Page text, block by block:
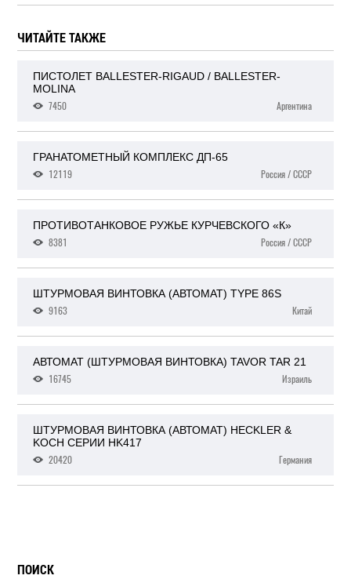
ЧИТАЙТЕ ТАКЖЕ
ПИСТОЛЕТ BALLESTER-RIGAUD / BALLESTER-
MOLINA
7450
Аргентина
ГРАНАТОМЕТНЫЙ КОМПЛЕКС ДП-65
12119
Россия / СССР
ПРОТИВОТАНКОВОЕ РУЖЬЕ КУРЧЕВСКОГО «К»
8381
Россия / СССР
ШТУРМОВАЯ ВИНТОВКА (АВТОМАТ) TYPE 86S
9163
Китай
АВТОМАТ (ШТУРМОВАЯ ВИНТОВКА) TAVOR TAR 21
16745
Израиль
ШТУРМОВАЯ ВИНТОВКА (АВТОМАТ) HECKLER &
KOCH СЕРИИ HK417
20420
Германия
ПОИСК